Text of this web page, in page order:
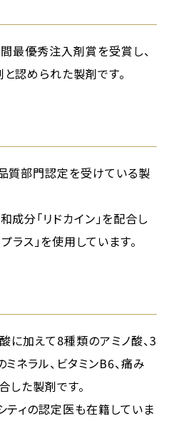
最優秀注入剤賞を受賞し、
認められた製剤です。
質部門認定を受けている製
分「リドカイン」を配合し
ラス」を使用しています。
に加えて8種類のアミノ酸、3
ネラル、ビタミンB6、痛み
した製剤です。
ティの認定医も在籍していま